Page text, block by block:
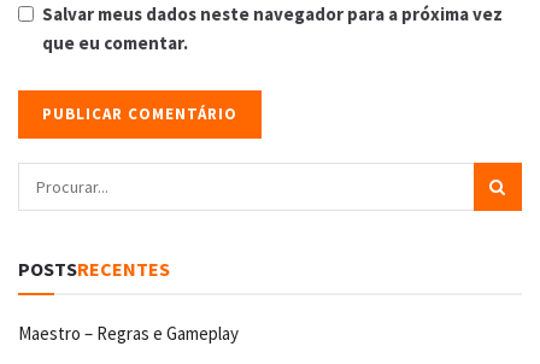
Salvar meus dados neste navegador para a próxima vez
que eu comentar.
POSTSRECENTES
Maestro – Regras e Gameplay